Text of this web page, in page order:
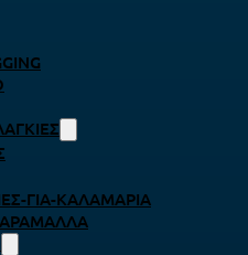
ΓΙΑ-ΚΑΛΑΜΆΡΙΑ